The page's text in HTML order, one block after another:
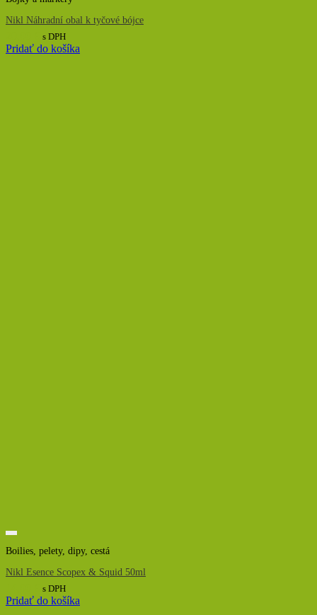
Nikl Náhradní obal k tyčové bójce
s DPH
Pridať do košíka
Boilies, pelety, dipy, cestá
Nikl Esence Scopex & Squid 50ml
s DPH
Pridať do košíka